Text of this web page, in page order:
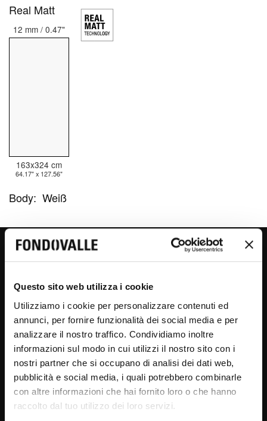
Questo sito web utilizza i cookie
Utilizziamo i cookie per personalizzare contenuti ed
annunci, per fornire funzionalità dei social media e per
analizzare il nostro traffico. Condividiamo inoltre
informazioni sul modo in cui utilizzi il nostro sito con i
nostri partner che si occupano di analisi dei dati web,
pubblicità e social media, i quali potrebbero combinarle
con altre informazioni che hai fornito loro o che hanno
raccolto dal tuo utilizzo dei loro servizi.
Real Matt
12 mm / 0.47"
163x324 cm
64.17" x 127.56"
Body: Weiß
CHIANCA